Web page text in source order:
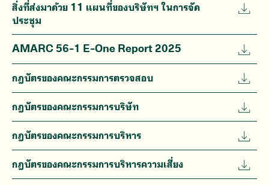
สิ่งที่ส่งมาด้วย 11 แผนที่ของบริษัทฯ ในการจัด
ประชุม
AMARC 56-1 E-One Report 2025
กฎบัตรของคณะกรรมการตรวจสอบ
กฎบัตรของคณะกรรมการบริษัท
กฎบัตรของคณะกรรมการบริหาร
กฎบัตรของคณะกรรมการบริหารความเสี่ยง